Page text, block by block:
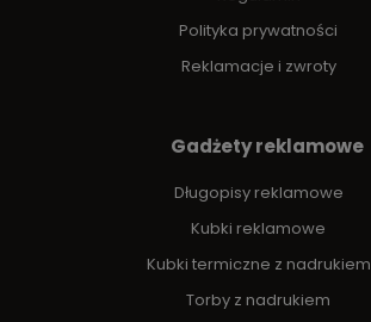
Polityka prywatności
Reklamacje i zwroty
Gadżety reklamowe
Długopisy reklamowe
Kubki reklamowe
Kubki termiczne z nadrukiem
Torby z nadrukiem